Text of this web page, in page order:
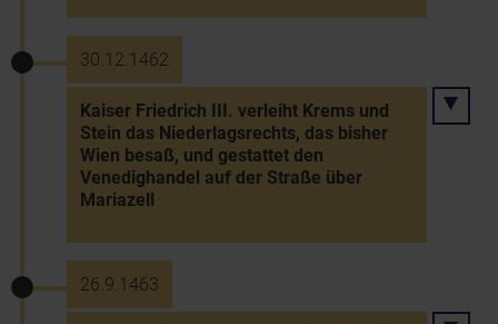
30.12.1462
Kaiser Friedrich III. verleiht Krems und
Stein das Niederlagsrechts, das bisher
Wien besaß, und gestattet den
Venedighandel auf der Straße über
Mariazell
26.9.1463